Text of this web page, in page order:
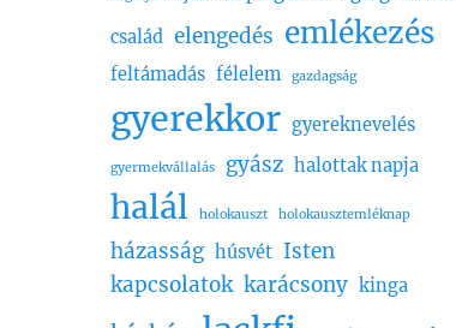
család elengedés emlékezés
feltámadás félelem gazdagság
gyerekkor gyereknevelés
gyermekvállalás gyász halottak napja
halál holokauszt holokausztemléknap
házasság húsvét Isten
kapcsolatok karácsony kinga